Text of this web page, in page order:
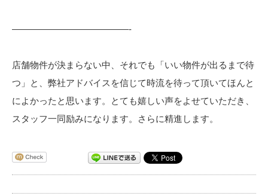
—————————————-
店舗物件が決まらない中、それでも「いい物件が出るまで待
つ」と、弊社アドバイスを信じて時流を待って頂いてほんと
によかったと思います。とても嬉しい声をよせていただき、
スタッフ一同励みになります。さらに精進します。